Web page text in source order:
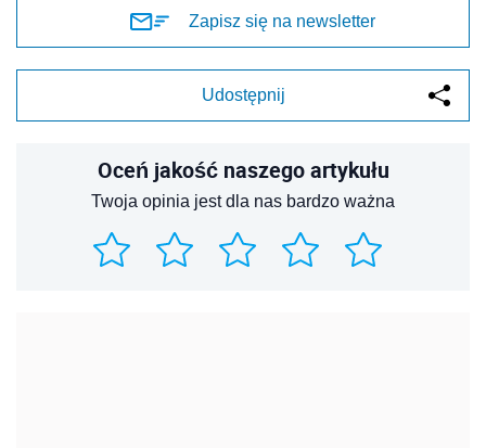
Zapisz się na newsletter
Udostępnij
Oceń jakość naszego artykułu
Twoja opinia jest dla nas bardzo ważna